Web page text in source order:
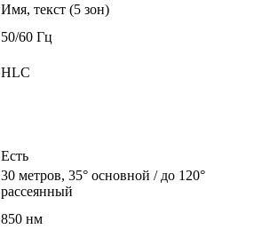
Имя, текст (5 зон)
50/60 Гц
HLC
Есть
30 метров, 35° основной / до 120°
рассеянный
850 нм